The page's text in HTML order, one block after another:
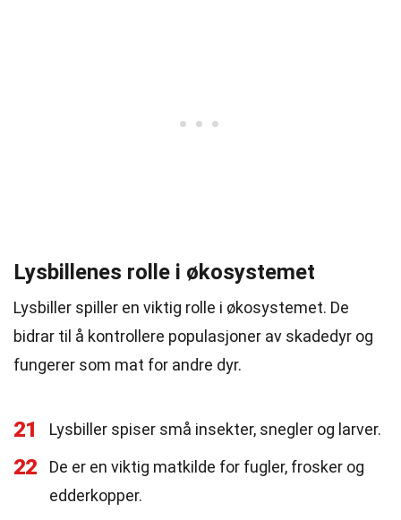
Lysbillenes rolle i økosystemet
Lysbiller spiller en viktig rolle i økosystemet. De
bidrar til å kontrollere populasjoner av skadedyr og
fungerer som mat for andre dyr.
21 Lysbiller spiser små insekter, snegler og larver.
22
De er en viktig matkilde for fugler, frosker og
edderkopper.